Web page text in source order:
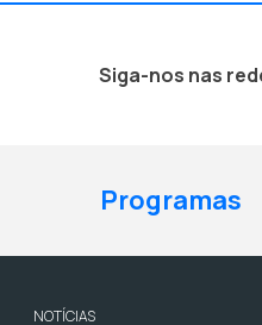
Siga-nos nas
Programas
NOTÍCIAS